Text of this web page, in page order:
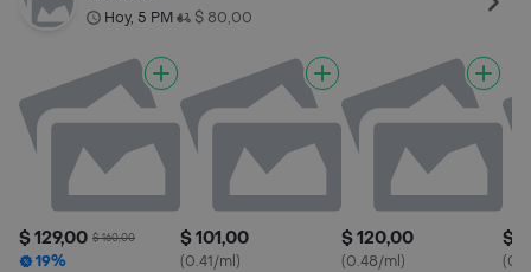
Hoy, 5 PM• $ 80,00
$ 129,00 $ 160,00
19%
$ 101,00
(0.41/ml)
$ 120,00
(0.48/ml)
$